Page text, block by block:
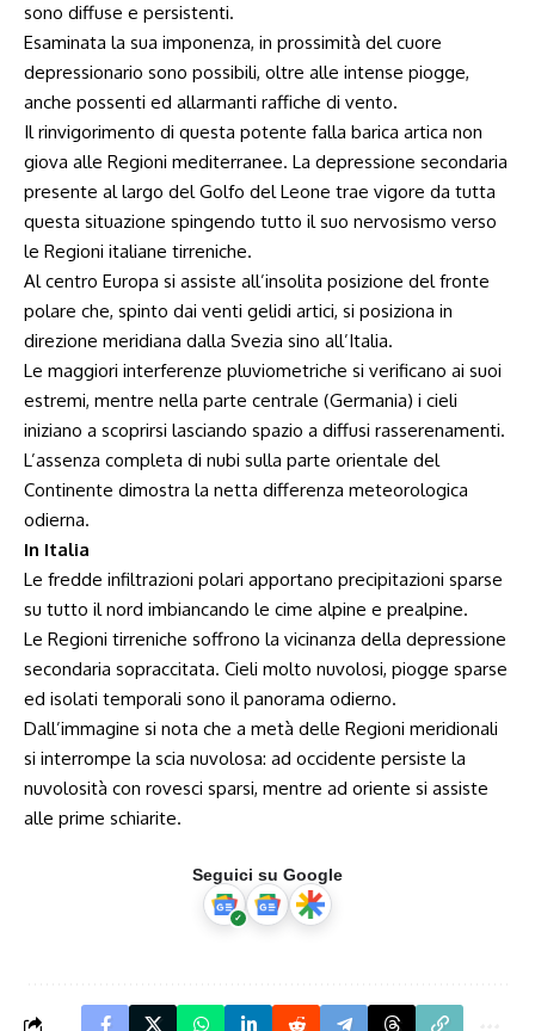
sono diffuse e persistenti.
Esaminata la sua imponenza, in prossimità del cuore
depressionario sono possibili, oltre alle intense piogge,
anche possenti ed allarmanti raffiche di vento.
Il rinvigorimento di questa potente falla barica artica non
giova alle Regioni mediterranee. La depressione secondaria
presente al largo del Golfo del Leone trae vigore da tutta
questa situazione spingendo tutto il suo nervosismo verso
le Regioni italiane tirreniche.
Al centro Europa si assiste all’insolita posizione del fronte
polare che, spinto dai venti gelidi artici, si posiziona in
direzione meridiana dalla Svezia sino all’Italia.
Le maggiori interferenze pluviometriche si verificano ai suoi
estremi, mentre nella parte centrale (Germania) i cieli
iniziano a scoprirsi lasciando spazio a diffusi rasserenamenti.
L’assenza completa di nubi sulla parte orientale del
Continente dimostra la netta differenza meteorologica
odierna.
In Italia
Le fredde infiltrazioni polari apportano precipitazioni sparse
su tutto il nord imbiancando le cime alpine e prealpine.
Le Regioni tirreniche soffrono la vicinanza della depressione
secondaria sopraccitata. Cieli molto nuvolosi, piogge sparse
ed isolati temporali sono il panorama odierno.
Dall’immagine si nota che a metà delle Regioni meridionali
si interrompe la scia nuvolosa: ad occidente persiste la
nuvolosità con rovesci sparsi, mentre ad oriente si assiste
alle prime schiarite.
Seguici su Google